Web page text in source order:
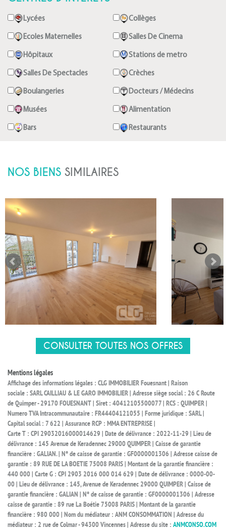
Lycées Collèges
Ecoles Maternelles Salles De Cinema
Hôpitaux Stations de metro
Salles De Spectacles Crèches
Boulangeries Docteurs / Médecins
Musées Alimentation
Bars Restaurants
NOS BIENS SIMILAIRES
CONSULTER TOUTES NOS OFFRES
Mentions légales
Affichage des informations légales : CLG IMMOBILIER Fouesnant | Raison
sociale : SARL CAILLIAU & LE GARO IMMOBILIER | Adresse siège social : 26 C Route
de Quimper - 29170 FOUESNANT | Siret : 40412105500077 | RCS : QUIMPER |
Numero TVA Intracommunautaire : FR44404121055 | Forme juridique : SARL |
Capital social : 7 622 | Assurance RCP : MMA ENTREPRISE |
Carte T : CPI 29032016000014629 | Date de délivrance : 2022-11-29 | Lieu de
délivrance : 145 Avenue de Keradennec 29000 QUIMPER | Caisse de garantie
financière : GALIAN. | N° de caisse de garantie : GF0000001306 | Adresse caisse de
garantie : 89 RUE DE LA BOETIE 75008 PARIS | Montant de la garantie financière :
440 000 | Carte G : CPI 2903 2016 000 014 629 | Date de délivrance : 0000-00-
00 | Lieu de délivrance : 145, Avenue de Keradennec 29000 QUIMPER | Caisse de
garantie financière : GALIAN | N° de caisse de garantie : GF0000001306 | Adresse
caisse de garantie : 89 rue La Boétie 75008 PARIS | Montant de la garantie
financière : 980 000 | Nom du médiateur : ANM CONSOMMATION | Adresse du
médiateur : 2 rue de Colmar - 94300 Vincennes | Adresse du site : ANMCONSO.COM